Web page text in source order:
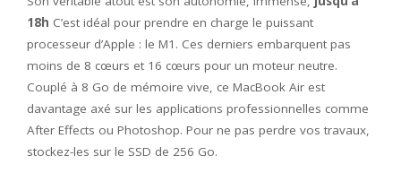
18h C’est idéal pour prendre en charge le puissant
processeur d’Apple : le M1. Ces derniers embarquent pas
moins de 8 cœurs et 16 cœurs pour un moteur neutre.
Couplé à 8 Go de mémoire vive, ce MacBook Air est
davantage axé sur les applications professionnelles comme
After Effects ou Photoshop. Pour ne pas perdre vos travaux,
stockez-les sur le SSD de 256 Go.